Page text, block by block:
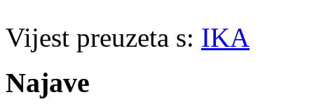
Vijest preuzeta s: IKA
Najave